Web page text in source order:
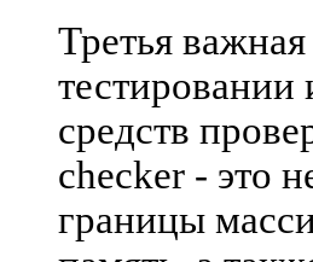
Третья
тестировании
средств
checker - это
границы